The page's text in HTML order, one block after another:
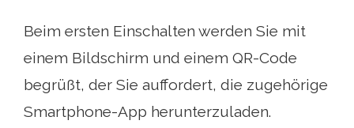
Beim ersten Einschalten werden Sie mit
einem Bildschirm und einem QR-Code
begrüßt, der Sie auffordert, die zugehörige
Smartphone-App herunterzuladen.